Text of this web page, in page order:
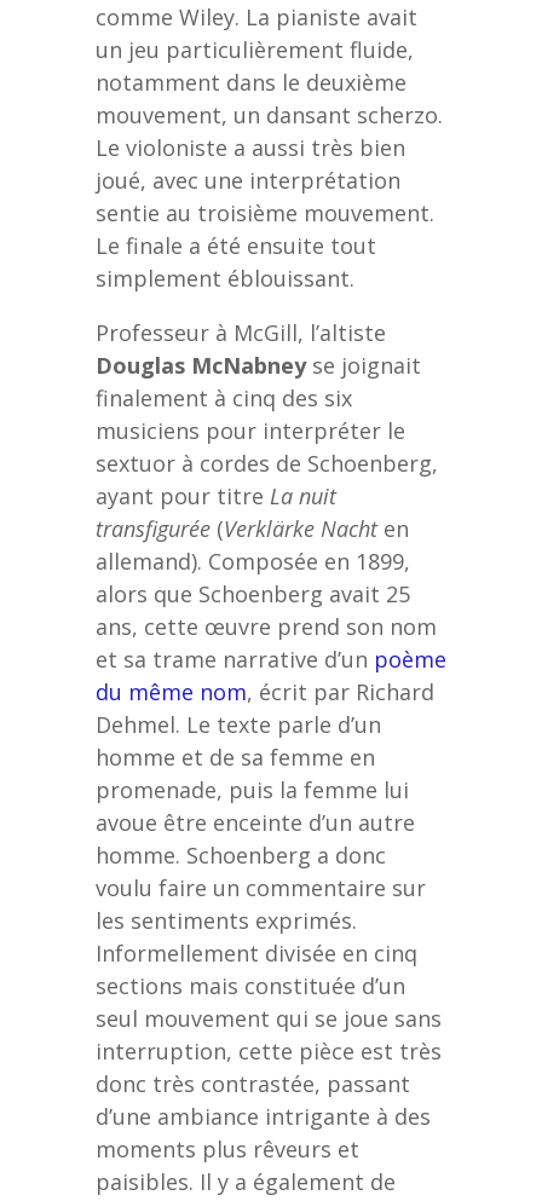
comme Wiley. La pianiste avait
un jeu particulièrement fluide,
notamment dans le deuxième
mouvement, un dansant scherzo.
Le violoniste a aussi très bien
joué, avec une interprétation
sentie au troisième mouvement.
Le finale a été ensuite tout
simplement éblouissant.
Professeur à McGill, l’altiste
Douglas McNabneyse joignait
finalement à cinq des six
musiciens pour interpréter le
sextuor à cordes de Schoenberg,
ayant pour titre La nuit
transfigurée (Verklärke Nachten
allemand). Composée en 1899,
alors que Schoenberg avait 25
ans, cette œuvre prend son nom
et sa trame narrative d’un poème
du même nom, écrit par Richard
Dehmel. Le texte parle d’un
homme et de sa femme en
promenade, puis la femme lui
avoue être enceinte d’un autre
homme. Schoenberg a donc
voulu faire un commentaire sur
les sentiments exprimés.
Informellement divisée en cinq
sections mais constituée d’un
seul mouvement qui se joue sans
interruption, cette pièce est très
donc très contrastée, passant
d’une ambiance intrigante à des
moments plus rêveurs et
paisibles. Il y a également de